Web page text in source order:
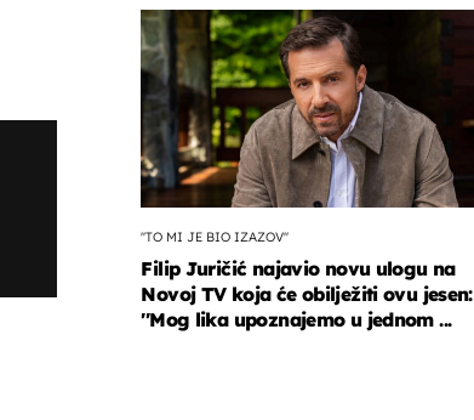
''TO MI JE BIO IZAZOV''
Filip Juričić najavio novu ulogu na
Novoj TV koja će obilježiti ovu jesen:
''Mog lika upoznajemo u jednom ...